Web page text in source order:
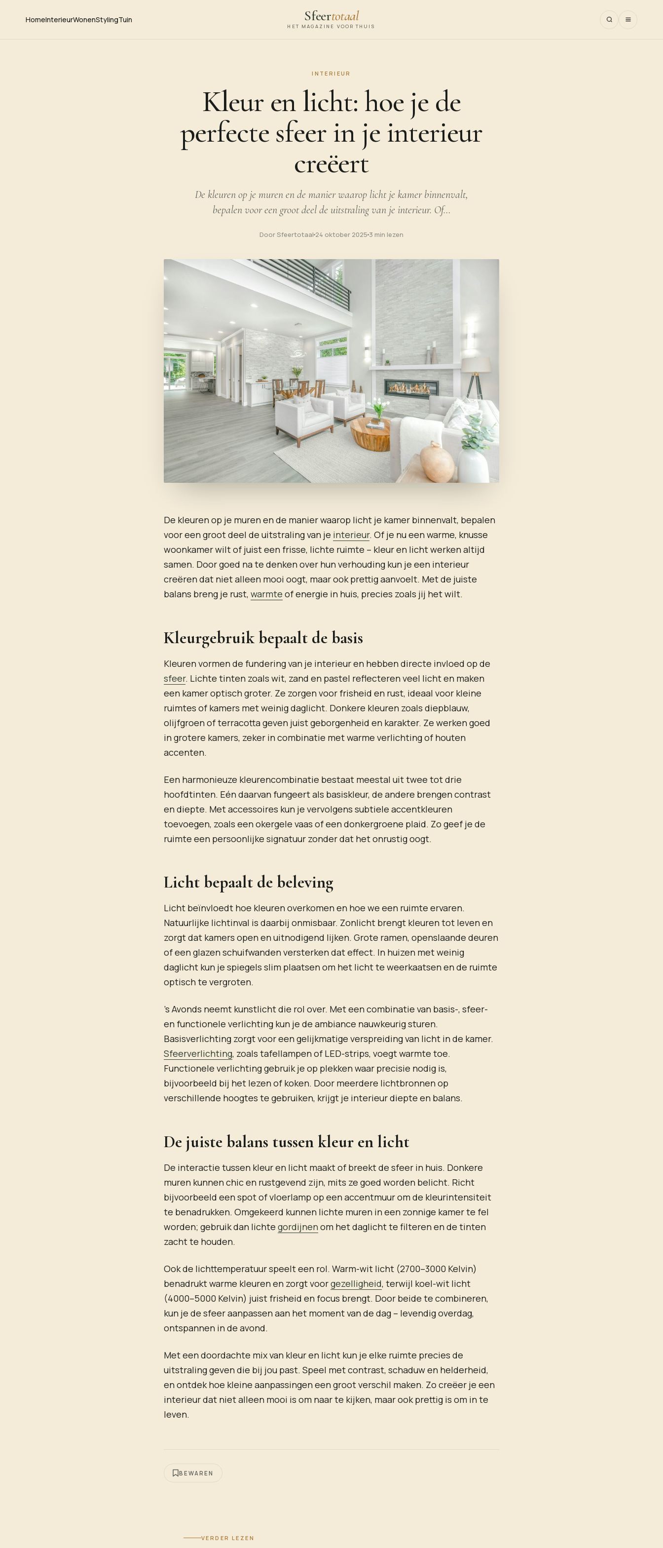
HomeInterieurWonenStylingTuin Sfeertotaal
HET MAGAZINE VOOR THUIS
INTERIEUR
Kleur en licht: hoe je de
perfecte sfeer in je interieur
creëert
De kleuren op je muren en de manier waarop licht je kamer binnenvalt,
bepalen voor een groot deel de uitstraling van je interieur. Of…
Door Sfeertotaal 24 oktober 2025 3 min lezen
De kleuren op je muren en de manier waarop licht je kamer binnenvalt, bepalen
voor een groot deel de uitstraling van je interieur. Of je nu een warme, knusse
woonkamer wilt of juist een frisse, lichte ruimte – kleur en licht werken altijd
samen. Door goed na te denken over hun verhouding kun je een interieur
creëren dat niet alleen mooi oogt, maar ook prettig aanvoelt. Met de juiste
balans breng je rust, warmte of energie in huis, precies zoals jij het wilt.
Kleurgebruik bepaalt de basis
Kleuren vormen de fundering van je interieur en hebben directe invloed op de
sfeer. Lichte tinten zoals wit, zand en pastel reflecteren veel licht en maken
een kamer optisch groter. Ze zorgen voor frisheid en rust, ideaal voor kleine
ruimtes of kamers met weinig daglicht. Donkere kleuren zoals diepblauw,
olijfgroen of terracotta geven juist geborgenheid en karakter. Ze werken goed
in grotere kamers, zeker in combinatie met warme verlichting of houten
accenten.
Een harmonieuze kleurencombinatie bestaat meestal uit twee tot drie
hoofdtinten. Eén daarvan fungeert als basiskleur, de andere brengen contrast
en diepte. Met accessoires kun je vervolgens subtiele accentkleuren
toevoegen, zoals een okergele vaas of een donkergroene plaid. Zo geef je de
ruimte een persoonlijke signatuur zonder dat het onrustig oogt.
Licht bepaalt de beleving
Licht beïnvloedt hoe kleuren overkomen en hoe we een ruimte ervaren.
Natuurlijke lichtinval is daarbij onmisbaar. Zonlicht brengt kleuren tot leven en
zorgt dat kamers open en uitnodigend lijken. Grote ramen, openslaande deuren
of een glazen schuifwanden versterken dat effect. In huizen met weinig
daglicht kun je spiegels slim plaatsen om het licht te weerkaatsen en de ruimte
optisch te vergroten.
’s Avonds neemt kunstlicht die rol over. Met een combinatie van basis-, sfeer-
en functionele verlichting kun je de ambiance nauwkeurig sturen.
Basisverlichting zorgt voor een gelijkmatige verspreiding van licht in de kamer.
Sfeerverlichting, zoals tafellampen of LED-strips, voegt warmte toe.
Functionele verlichting gebruik je op plekken waar precisie nodig is,
bijvoorbeeld bij het lezen of koken. Door meerdere lichtbronnen op
verschillende hoogtes te gebruiken, krijgt je interieur diepte en balans.
De juiste balans tussen kleur en licht
De interactie tussen kleur en licht maakt of breekt de sfeer in huis. Donkere
muren kunnen chic en rustgevend zijn, mits ze goed worden belicht. Richt
bijvoorbeeld een spot of vloerlamp op een accentmuur om de kleurintensiteit
te benadrukken. Omgekeerd kunnen lichte muren in een zonnige kamer te fel
worden; gebruik dan lichte gordijnen om het daglicht te filteren en de tinten
zacht te houden.
Ook de lichttemperatuur speelt een rol. Warm-wit licht (2700–3000 Kelvin)
benadrukt warme kleuren en zorgt voorgezelligheid, terwijl koel-wit licht
(4000–5000 Kelvin) juist frisheid en focus brengt. Door beide te combineren,
kun je de sfeer aanpassen aan het moment van de dag – levendig overdag,
ontspannen in de avond.
Met een doordachte mix van kleur en licht kun je elke ruimte precies de
uitstraling geven die bij jou past. Speel met contrast, schaduw en helderheid,
en ontdek hoe kleine aanpassingen een groot verschil maken. Zo creëer je een
interieur dat niet alleen mooi is om naar te kijken, maar ook prettig is om in te
leven.
BEWAREN
VERDER LEZEN